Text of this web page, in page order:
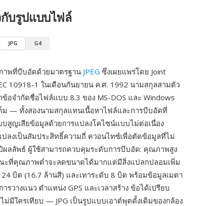
กับรูปแบบไฟล์
JPG G4
าพที่บีบอัดด้วยมาตรฐาน JPEG ซึ่งเผยแพร่โดย Joint
10918-1 ในเดือนกันยายน ค.ศ. 1992 นามสกุลสามตัว
อจำกัดชื่อไฟล์แบบ 8.3 ของ MS-DOS และ Windows
— ทั้งสองนามสกุลแทนเนื้อหาไฟล์และการบีบอัดที่
บสูญเสียข้อมูลด้วยการแปลงโคไซน์แบบไม่ต่อเนื่อง
ลงเป็นสัมประสิทธิ์ความถี่ ควอนไทซ์เพื่อตัดข้อมูลที่ไม่
ผลลัพธ์ ผู้ใช้สามารถควบคุมระดับการบีบอัด: คุณภาพสูง
ะที่คุณภาพต่ำจะลดขนาดได้มากแต่มีสิ่งแปลกปลอมเพิ่ม
บิต (16.7 ล้านสี) และเทาระดับ 8 บิต พร้อมข้อมูลเมตา
รวางแนว ตำแหน่ง GPS และเวลาสร้าง ข้อได้เปรียบ
มีใครเทียบ — JPG เป็นรูปแบบเอาต์พุตดั้งเดิมของกล้อง